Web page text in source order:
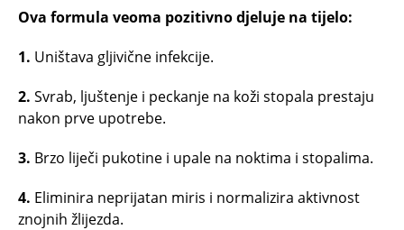
Ova formula veoma pozitivno djeluje na tijelo:
1. Uništava gljivične infekcije.
2. Svrab, ljuštenje i peckanje na koži stopala prestaju
nakon prve upotrebe.
3. Brzo liječi pukotine i upale na noktima i stopalima.
4. Eliminira neprijatan miris i normalizira aktivnost
znojnih žlijezda.